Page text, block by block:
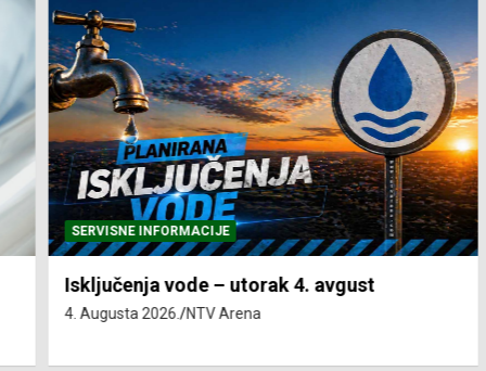
SERVISNE INFORMACIJE
Isključenja vode – utorak 4. avgust
4. Augusta 2026. NTV Arena